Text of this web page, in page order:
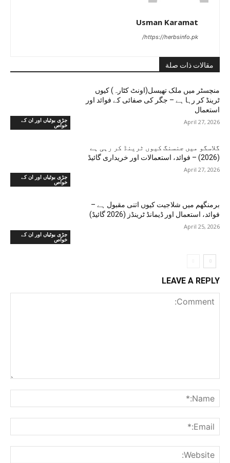
Usman Karamat
https://herbsinfo.pk/
مقالات ذات صلة
جڑی بوٹیاں اور ان کے
خواص
منچسٹر میں ملک تھیسل(اونٹ کٹارہ) کیوں
ٹرینڈ کر رہا ہے – جگر کی صفائی کے فوائد اور
استعمال
April 27, 2026
جڑی بوٹیاں اور ان کے
خواص
گلاسگو میں جنسنگ کیوں ٹرینڈ کر رہی ہے
(2026) – فوائد، استعمالات اور خریداری گائیڈ
April 27, 2026
جڑی بوٹیاں اور ان کے
خواص
برمنگھم میں شلاجیت کیوں اتنی مقبول ہے –
فوائد، استعمال اور ڈیمانڈ ٹرینڈز (2026 گائیڈ)
April 25, 2026
LEAVE A REPLY